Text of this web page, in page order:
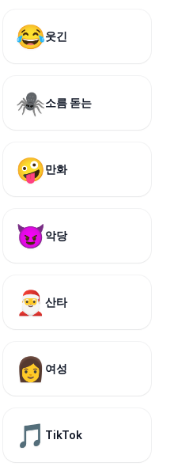
😂웃긴
🕷️소름 돋는
🤪만화
😈악당
🎅 산타
👩 여성
🎵 TikTok